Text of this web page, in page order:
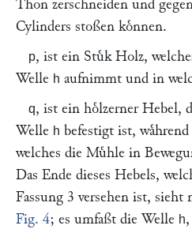
Thon zerschneiden und
Cylinders stoßen koͤnnen.
p, ist ein Stuͤk Holz,
Welle h aufnimmt und in
q, ist ein hoͤlzerner Hebel,
Welle h befestigt ist, waͤhrend
welches die Muͤhle in
Das Ende dieses Hebels,
Fassung 3 versehen ist,
Fig. 4; es umfaßt die Welle h